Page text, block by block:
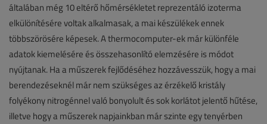
általában még 10 eltérő hőmérsékletet reprezentáló izoterma
elkülönítésére voltak alkalmasak, a mai készülékek ennek
többszörösére képesek. A thermocomputer-ek már különféle
adatok kiemelésére és összehasonlító elemzésére is módot
nyújtanak. Ha a műszerek fejlődéséhez hozzávesszük, hogy a mai
berendezéseknél már nem szükséges az érzékelő kristály
folyékony nitrogénnel való bonyolult és sok korlátot jelentő hűtése,
illetve hogy a műszerek napjainkban már szinte egy tenyérben